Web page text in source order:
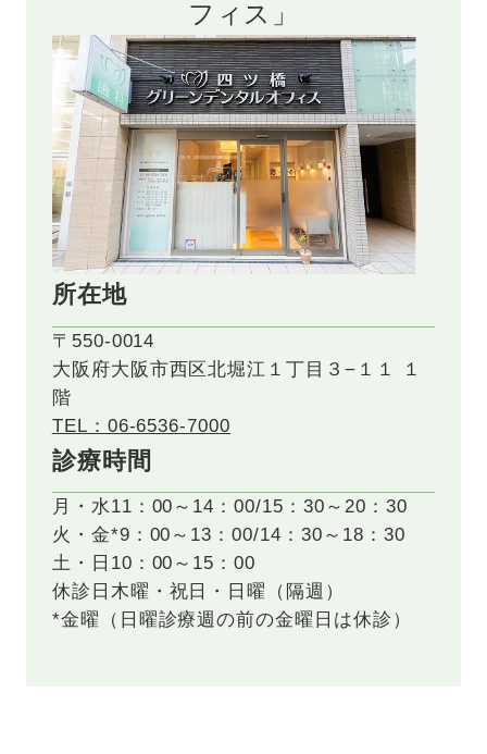
フィス」
所在地
〒550-0014
大阪府大阪市西区北堀江１丁目３−１１ １
階
TEL：06-6536-7000
診療時間
月・水11：00～14：00/15：30～20：30
火・金*9：00～13：00/14：30～18：30
土・日 10：00～15：00
休診日 木曜・祝日・日曜（隔週）
*金曜（日曜診療週の前の金曜日は休診）